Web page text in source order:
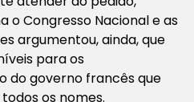
o Congresso Nacional e as
argumentou, ainda, que
para os
do governo francês que
os nomes.